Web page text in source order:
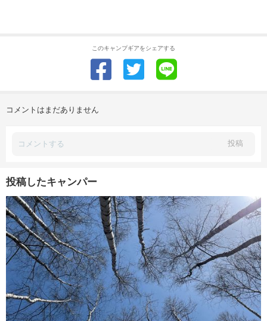
このキャンプギアをシェアする
コメントはまだありません
投稿
投稿したキャンパー